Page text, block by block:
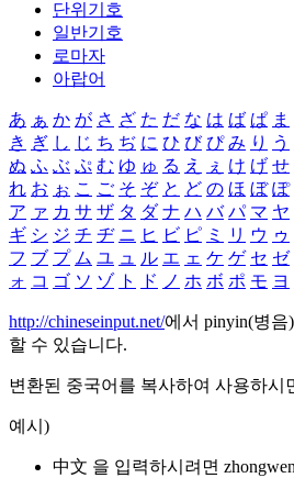
단위기호
일반기호
로마자
아랍어
あ ぁ か が さ ざ た だ な は ば ぱ ま
き ぎ し じ ち ぢ に ひ び ぴ み り う
ぬ ふ ぶ ぷ む ゆ ゅ る え ぇ け げ せ
れ お ぉ こ ご そ ぞ と ど の ほ ぼ ぽ
ア ァ カ サ ザ タ ダ ナ ハ バ パ マ ヤ
ギ シ ジ チ ヂ ニ ヒ ビ ピ ミ リ ウ ゥ
フ ブ プ ム ユ ュ ル エ ェ ケ ゲ セ ゼ
ォ コ ゴ ソ ゾ ト ド ノ ホ ボ ポ モ ヨ
http://chineseinput.net/에서 pinyin(병
할 수 있습니다.
변환된 중국어를 복사하여 사용하시
예시)
中文 을 입력하시려면